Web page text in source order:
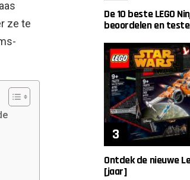
ze te
De 10 beste LEGO
beoordelen en
Ontdek de nieuwe
[jaar]